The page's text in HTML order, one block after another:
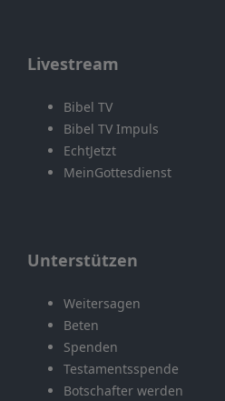
Livestream
Bibel TV
Bibel TV Impuls
EchtJetzt
MeinGottesdienst
Unterstützen
Weitersagen
Beten
Spenden
Testamentsspende
Botschafter werden